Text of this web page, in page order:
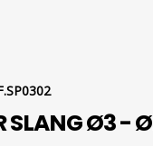
SLANG Ø3 -